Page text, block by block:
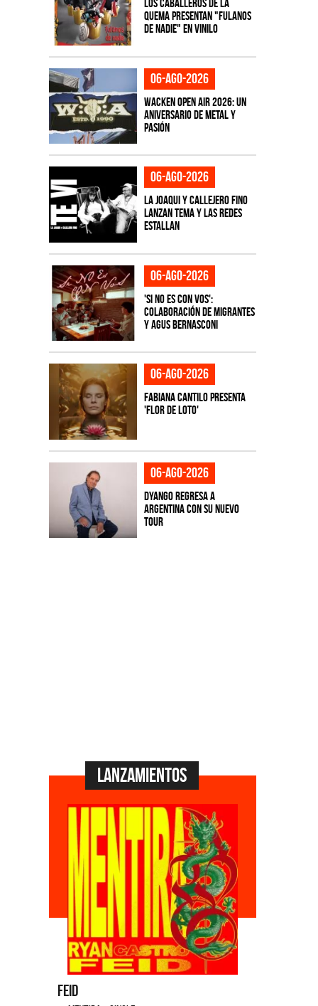
Los Caballeros de la
Quema presentan "Fulanos
de Nadie" en vinilo
06-ago-2026
Wacken Open Air 2026: Un
aniversario de metal y
pasión
06-ago-2026
La Joaqui y Callejero Fino
lanzan tema y las redes
estallan
06-ago-2026
'Si No Es Con Vos':
colaboración de Migrantes
y Agus Bernasconi
06-ago-2026
Fabiana Cantilo presenta
'Flor de Loto'
06-ago-2026
Dyango regresa a
Argentina con su nuevo
tour
Lanzamientos